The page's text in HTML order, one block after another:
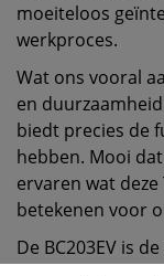
moeiteloos
werkproces.
Wat ons vooral
en
biedt precies de
hebben. Mooi
ervaren wat
betekenen voor
De BC203EV is de